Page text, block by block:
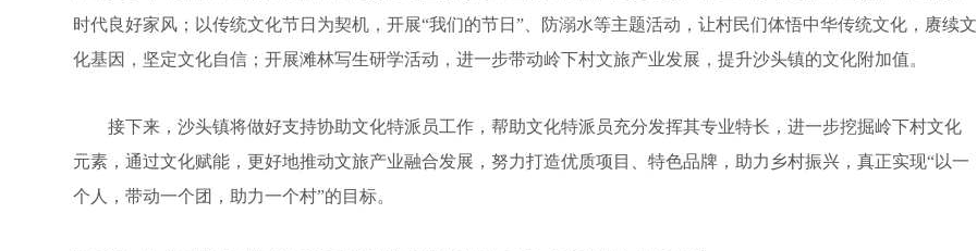
时代良好家风；以传统文化节日为契机，开展“我们的节日”、防溺水等主题活动，让村民们体悟中华传统文化，赓续文
化基因，坚定文化自信；开展滩林写生研学活动，进一步带动岭下村文旅产业发展，提升沙头镇的文化附加值。
接下来，沙头镇将做好支持协助文化特派员工作，帮助文化特派员充分发挥其专业特长，进一步挖掘岭下村文化
元素，通过文化赋能，更好地推动文旅产业融合发展，努力打造优质项目、特色品牌，助力乡村振兴，真正实现“以一
个人，带动一个团，助力一个村”的目标。